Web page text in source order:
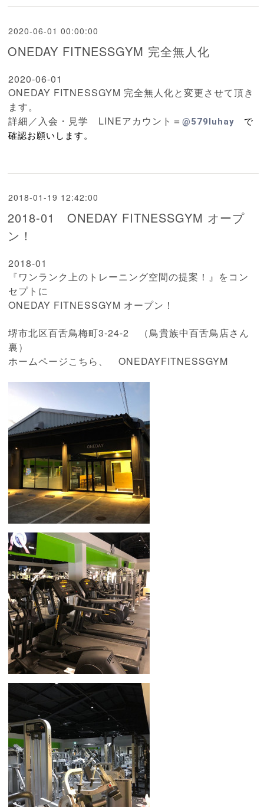
2020-06-01 00:00:00
ONEDAY FITNESSGYM 完全無人化
2020-06-01
ONEDAY FITNESSGYM 完全無人化と変更させて頂き
ます。
詳細／入会・見学 LINEアカウント＝ @579luhay
で
確認お願いします。
2018-01-19 12:42:00
2018-01 ONEDAY FITNESSGYM オープ
ン！
2018-01
『ワンランク上のトレーニング空間の提案！』をコン
セプトに
ONEDAY FITNESSGYM オープン！
堺市北区百舌鳥梅町3-24-2 （鳥貴族中百舌鳥店さん
裏）
ホームページこちら、ONEDAYFITNESSGYM